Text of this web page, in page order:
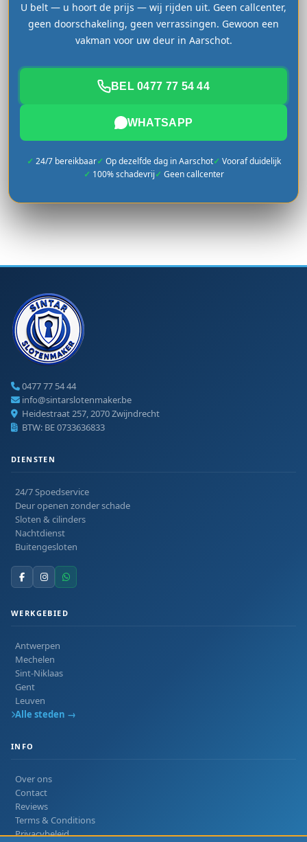
U belt — u hoort de prijs — wij rijden uit. Geen callcenter,
geen doorschakeling, geen verrassingen. Gewoon een
vakman voor uw deur in Aarschot.
BEL 0477 77 54 44
WHATSAPP
24/7 bereikbaar Op dezelfde dag in Aarschot
Vooraf duidelijk
100% schadevrij
Geen callcenter
0477 77 54 44
info@sintarslotenmaker.be
Heidestraat 257, 2070 Zwijndrecht
BTW: BE 0733636833
DIENSTEN
24/7 Spoedservice
Deur openen zonder schade
Sloten & cilinders
Nachtdienst
Buitengesloten
WERKGEBIED
Antwerpen
Mechelen
Sint-Niklaas
Gent
Leuven
Alle steden →
INFO
Over ons
Contact
Reviews
Terms & Conditions
Privacybeleid